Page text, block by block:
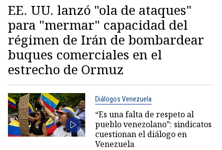
EE. UU. lanzó "ola de ataques"
para "mermar" capacidad del
régimen de Irán de bombardear
buques comerciales en el
estrecho de Ormuz
Diálogos Venezuela
“Es una falta de respeto al
pueblo venezolano”: sindicatos
cuestionan el diálogo en
Venezuela